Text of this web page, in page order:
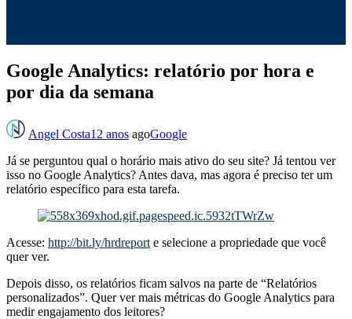
Google Analytics: relatório por hora e
por dia da semana
Angel Costa12 anos agoGoogle
Já se perguntou qual o horário mais ativo do seu site? Já tentou ver
isso no Google Analytics? Antes dava, mas agora é preciso ter um
relatório específico para esta tarefa.
Acesse: http://bit.ly/hrdreport e selecione a propriedade que você
quer ver.
Depois disso, os relatórios ficam salvos na parte de “Relatórios
personalizados”. Quer ver mais métricas do Google Analytics para
medir engajamento dos leitores?